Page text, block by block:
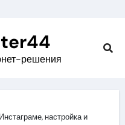
решения
настройка и